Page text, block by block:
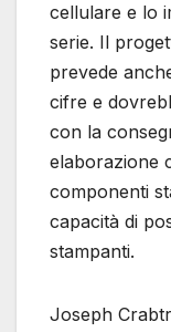
cellulare e lo
serie. Il
prevede
cifre e
con la
elaborazione
componenti
capacità di
stampanti.
Joseph